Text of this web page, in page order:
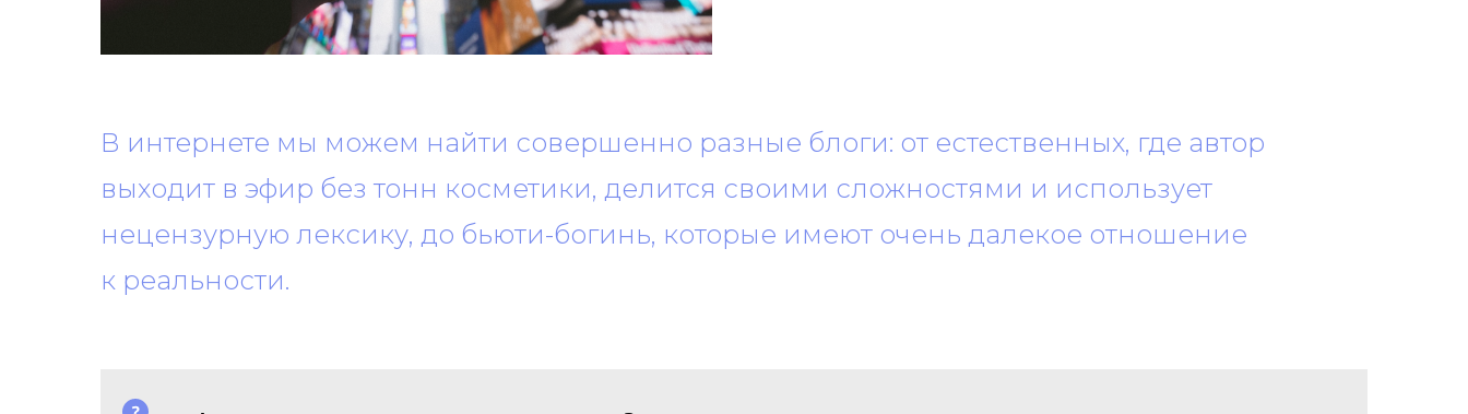
В интернете мы можем найти совершенно разные блоги: от естественных, где автор
выходит в эфир без тонн косметики, делится своими сложностями и использует
нецензурную лексику, до бьюти-богинь, которые имеют очень далекое отношение
к реальности.